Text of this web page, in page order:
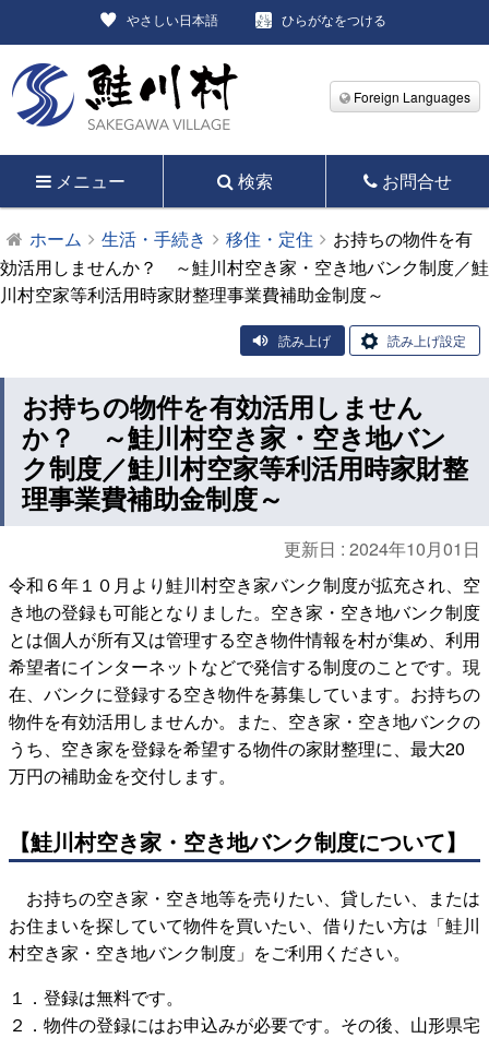
やさしい日本語 ひらがなをつける
Foreign Languages
メニュー 検索 お問合せ
ホーム 生活・手続き 移住・定住
お持ちの物件を有
効活用しませんか？ ～鮭川村空き家・空き地バンク制度／鮭
川村空家等利活用時家財整理事業費補助金制度～
読み上げ 読み上げ設定
お持ちの物件を有効活用しません
か？ ～鮭川村空き家・空き地バン
ク制度／鮭川村空家等利活用時家財整
理事業費補助金制度～
更新日 : 2024年10月01日
令和６年１０月より鮭川村空き家バンク制度が拡充され、空
き地の登録も可能となりました。空き家・空き地バンク制度
とは個人が所有又は管理する空き物件情報を村が集め、利用
希望者にインターネットなどで発信する制度のことです。現
在、バンクに登録する空き物件を募集しています。お持ちの
物件を有効活用しませんか。また、空き家・空き地バンクの
うち、空き家を登録を希望する物件の家財整理に、最大20
万円の補助金を交付します。
【鮭川村空き家・空き地バンク制度について】
お持ちの空き家・空き地等を売りたい、貸したい、または
お住まいを探していて物件を買いたい、借りたい方は「鮭川
村空き家・空き地バンク制度」をご利用ください。
１．登録は無料です。
２．物件の登録にはお申込みが必要です。その後、山形県宅